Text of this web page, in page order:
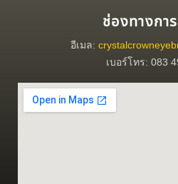
ช่องทางกา
อีเมล:
เบอร์โทร: 083